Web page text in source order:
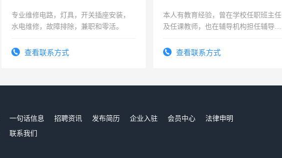
专业维修电路，灯具，开关插座安装，
水电维修，故障排除，兼职和零活。
查看联系方式
本人有教育经验，曾在学校任职班主任
及任课教师，也在辅导机构担任辅导教
查看联系方式
一句话信息 招聘资讯 发布简历 企业入驻 会员中心
法律申明
联系我们